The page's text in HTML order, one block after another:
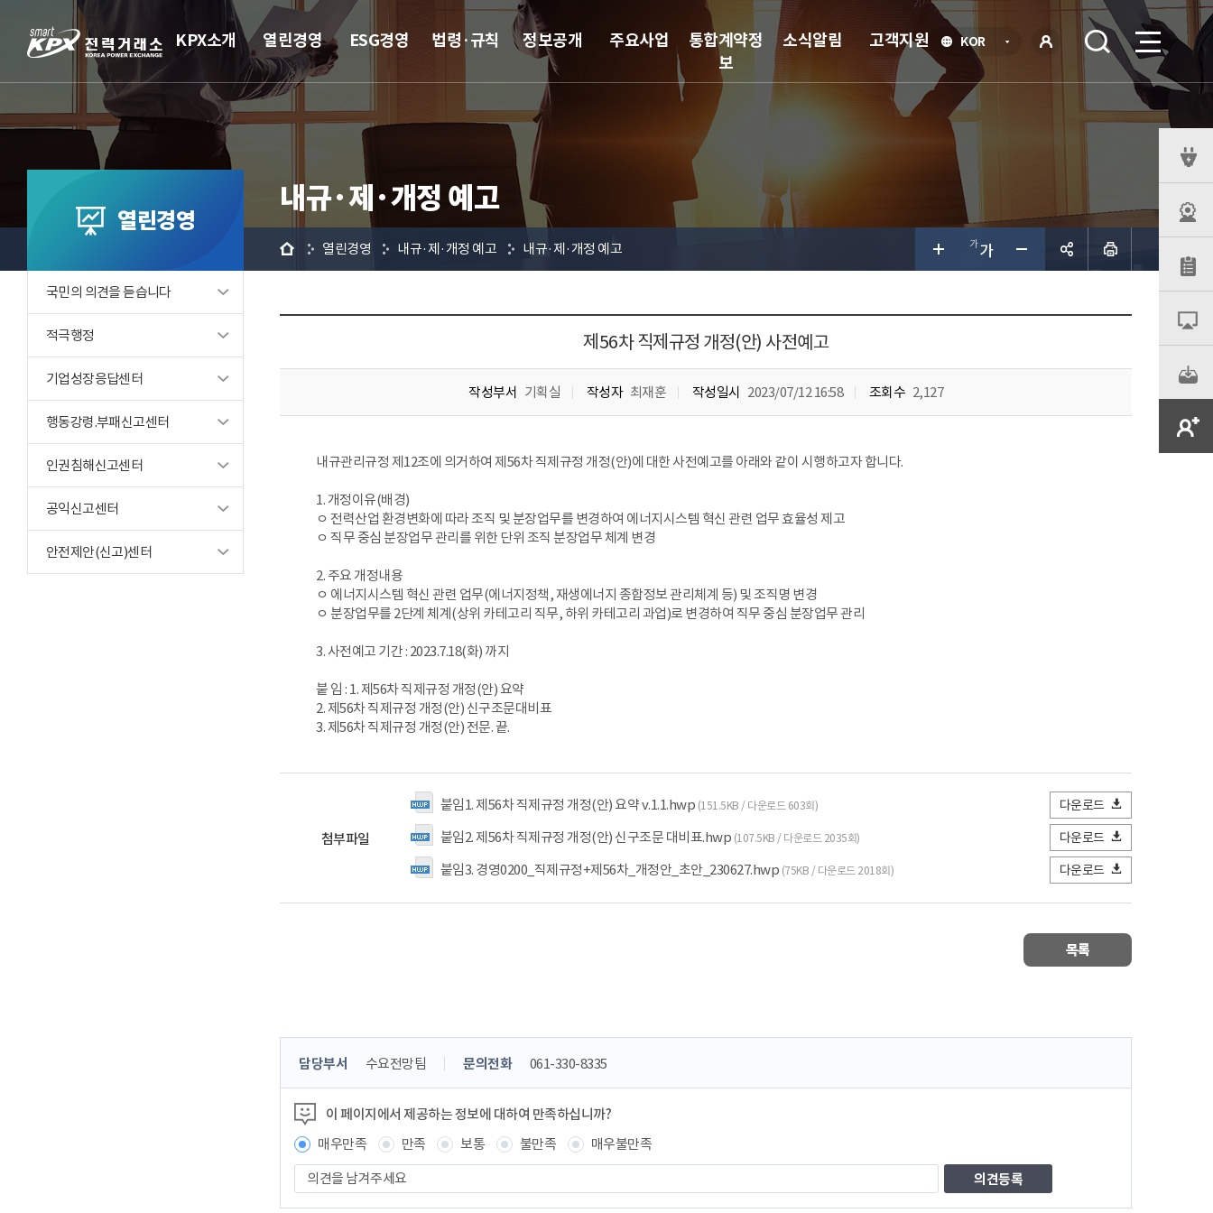
KOR언
선
그인
KPX소개 열린경영 ESG경영 법령·규칙 정보공개 주요사업
통합계약정
보
소식알림 고객지원
열린경영
국민의 의견을 듣습니다
적극행정
기업성장응답센터
행동강령.부패신고센터
인권침해신고센터
공익신고센터
안전제안(신고)센터
내규·제·개정 예고
홈 열린경영 내규·제·개정 예고 내규·제·개정 예고
제56차 직제규정 개정(안) 사전예고
작성부서 기획실 작성자 최재훈 작성일시 2023/07/12 16:58 조회수 2,127
내규관리규정 제12조에 의거하여 제56차 직제규정 개정(안)에 대한 사전예고를 아래와 같이 시행하고자 합니다.
1. 개정이유(배경)
ㅇ 전력산업 환경변화에 따라 조직 및 분장업무를 변경하여 에너지시스템 혁신 관련 업무 효율성 제고
ㅇ 직무 중심 분장업무 관리를 위한 단위 조직 분장업무 체계 변경
2. 주요 개정내용
ㅇ 에너지시스템 혁신 관련 업무(에너지정책, 재생에너지 종합정보 관리체계 등) 및 조직명 변경
ㅇ 분장업무를 2단계 체계(상위 카테고리 직무, 하위 카테고리 과업)로 변경하여 직무 중심 분장업무 관리
3. 사전예고 기간 : 2023.7.18(화) 까지
붙 임 : 1. 제56차 직제규정 개정(안) 요약
2. 제56차 직제규정 개정(안) 신구조문대비표
3. 제56차 직제규정 개정(안) 전문. 끝.
첨부파일
붙임1. 제56차 직제규정 개정(안) 요약 v.1.1.hwp (151.5KB / 다운로드 603회) 다운로드
붙임2. 제56차 직제규정 개정(안) 신구조문 대비표.hwp (107.5KB / 다운로드 2035회) 다운로드
붙임3. 경영0200_직제규정+제56차_개정안_초안_230627.hwp (75KB / 다운로드 2018회) 다운로드
목록
콘
츠
정
보
책
임
자
담당부서 수요전망팀 문의전화 061-330-8335
이 페이지에서 제공하는 정보에 대하여 만족하십니까?
매우만족
만족 보통 불만족
매우불만족
견